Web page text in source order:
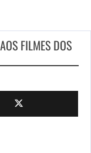
FILMES DOS